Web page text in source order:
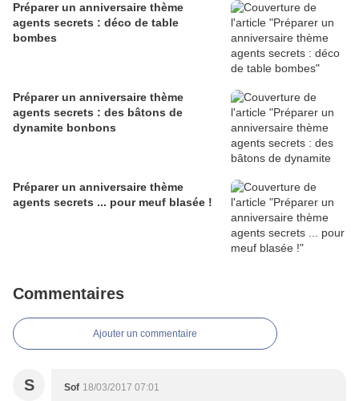
Préparer un anniversaire thème
agents secrets : déco de table
bombes
Préparer un anniversaire thème
agents secrets : des bâtons de
dynamite bonbons
Préparer un anniversaire thème
agents secrets ... pour meuf blasée !
Commentaires
Ajouter un commentaire
S Sof 18/03/2017 07:01